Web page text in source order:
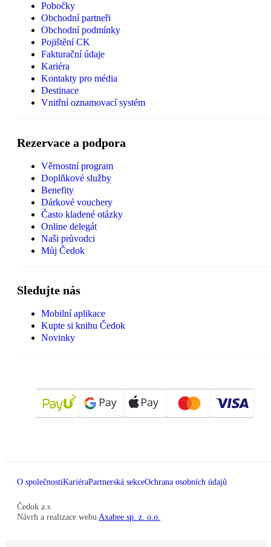
Pobočky
Obchodní partneři
Obchodní podmínky
Pojištění CK
Fakturační údaje
Kariéra
Kontakty pro média
Destinace
Vnitřní oznamovací systém
Rezervace a podpora
Věrnostní program
Doplňkové služby
Benefity
Dárkové vouchery
Často kladené otázky
Online delegát
Naši průvodci
Můj Čedok
Sledujte nás
Mobilní aplikace
Kupte si knihu Čedok
Novinky
O společnostiKariéraPartnerská sekceOchrana osobních údajů
Čedok a.s
Návrh a realizace webu Axabee sp. z. o.o.